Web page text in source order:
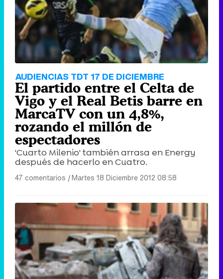
AUDIENCIAS TDT 17 DE DICIEMBRE
El partido entre el Celta de
Vigo y el Real Betis barre en
MarcaTV con un 4,8%,
rozando el millón de
espectadores
'Cuarto Milenio' también arrasa en Energy
después de hacerlo en Cuatro.
47 comentarios |Martes 18 Diciembre 2012 08:58